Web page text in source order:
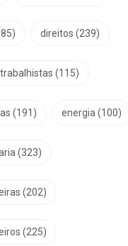
direitos (239)
(115)
(191) energia (100)
(323)
(202)
(225)